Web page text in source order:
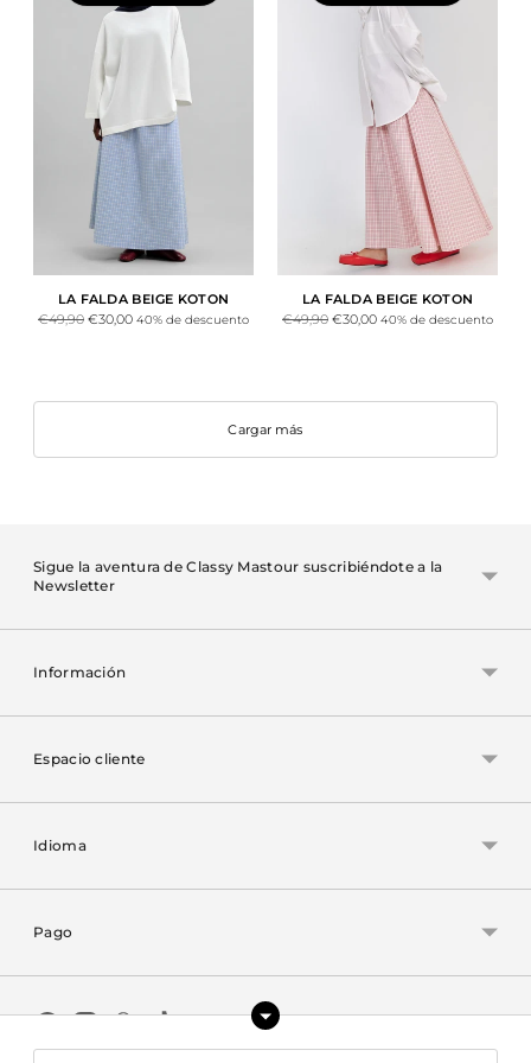
LA FALDA BEIGE KOTON
Precio
€49,90 €30,00 40% de descuento
LA FALDA BEIGE KOTON
Precio
€49,90 €30,00 40% de descuento
Cargar más
Sigue la aventura de Classy Mastour suscribiéndote a la
Newsletter
Información
Espacio cliente
Idioma
Pago